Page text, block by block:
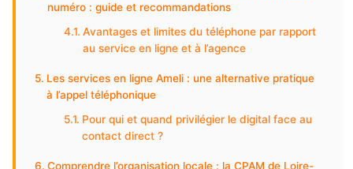
numéro : guide et recommandations
Avantages et limites du téléphone par rapport
au service en ligne et à l’agence
Les services en ligne Ameli : une alternative pratique
à l’appel téléphonique
Pour qui et quand privilégier le digital face au
contact direct ?
Comprendre l’organisation locale : la CPAM de Loire-